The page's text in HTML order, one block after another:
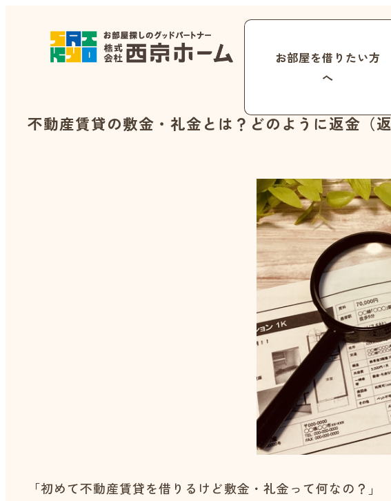
お部屋を借りたい方
へ
不動産賃貸の敷金・礼金とは？どのように返金（
「初めて不動産賃貸を借りるけど敷金・礼金って何なの？」